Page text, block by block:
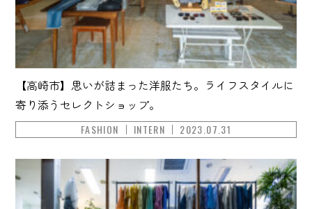
【高崎市】思いが詰まった洋服たち。ライフスタイルに
寄り添うセレクトショップ。
FASHION INTERN 2023.07.31